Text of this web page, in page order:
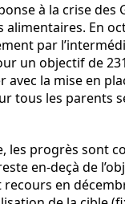
à la crise des
En
par
un objectif de
la mise en
tous les parents
les progrès sont
en-deçà de
en